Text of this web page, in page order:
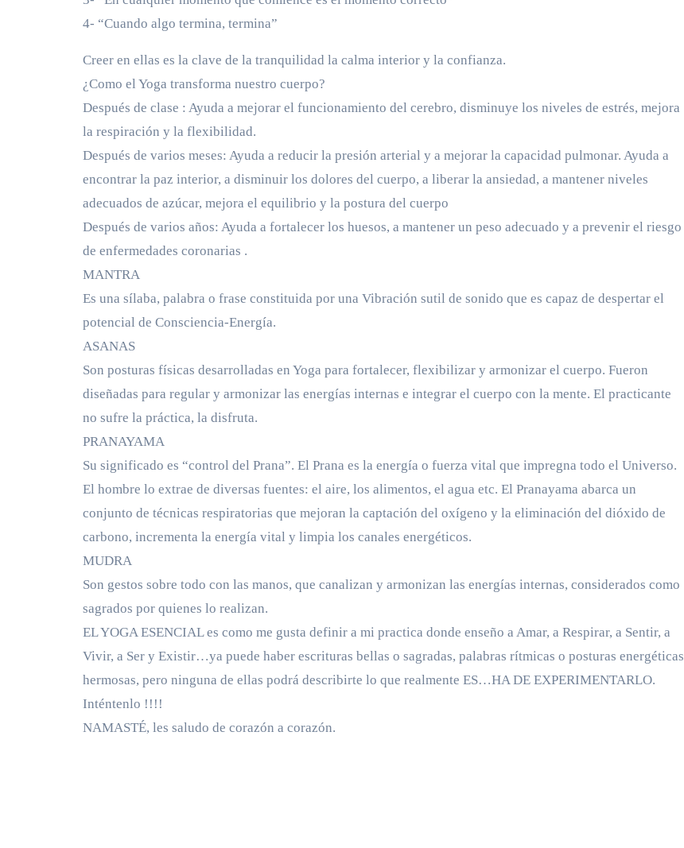
4- “Cuando algo termina, termina”
Creer en ellas es la clave de la tranquilidad la calma interior y la confianza.
¿Como el Yoga transforma nuestro cuerpo?
Después de clase : Ayuda a mejorar el funcionamiento del cerebro, disminuye los niveles de estrés, mejora
la respiración y la flexibilidad.
Después de varios meses: Ayuda a reducir la presión arterial y a mejorar la capacidad pulmonar. Ayuda a
encontrar la paz interior, a disminuir los dolores del cuerpo, a liberar la ansiedad, a mantener niveles
adecuados de azúcar, mejora el equilibrio y la postura del cuerpo
Después de varios años: Ayuda a fortalecer los huesos, a mantener un peso adecuado y a prevenir el riesgo
de enfermedades coronarias .
MANTRA
Es una sílaba, palabra o frase constituida por una Vibración sutil de sonido que es capaz de despertar el
potencial de Consciencia-Energía.
ASANAS
Son posturas físicas desarrolladas en Yoga para fortalecer, flexibilizar y armonizar el cuerpo. Fueron
diseñadas para regular y armonizar las energías internas e integrar el cuerpo con la mente. El practicante
no sufre la práctica, la disfruta.
PRANAYAMA
Su significado es “control del Prana”. El Prana es la energía o fuerza vital que impregna todo el Universo.
El hombre lo extrae de diversas fuentes: el aire, los alimentos, el agua etc. El Pranayama abarca un
conjunto de técnicas respiratorias que mejoran la captación del oxígeno y la eliminación del dióxido de
carbono, incrementa la energía vital y limpia los canales energéticos.
MUDRA
Son gestos sobre todo con las manos, que canalizan y armonizan las energías internas, considerados como
sagrados por quienes lo realizan.
EL YOGA ESENCIAL es como me gusta definir a mi practica donde enseño a Amar, a Respirar, a Sentir, a
Vivir, a Ser y Existir…ya puede haber escrituras bellas o sagradas, palabras rítmicas o posturas energéticas
hermosas, pero ninguna de ellas podrá describirte lo que realmente ES…HA DE EXPERIMENTARLO.
Inténtenlo !!!!
NAMASTÉ, les saludo de corazón a corazón.